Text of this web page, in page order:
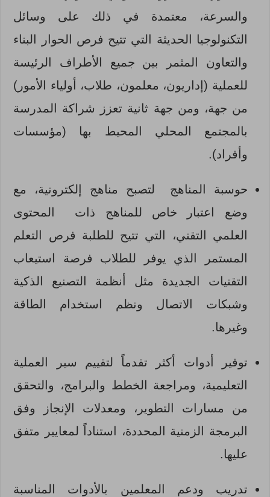
والسرعة، معتمدة في ذلك على وسائل
التكنولوجيا الحديثة التي تتيح فرص الحوار البناء
والتعاون المثمر بين جميع الأطراف الرئيسة
للعملية (إداريون، معلمون، طلاب، أولياء الأمور)
من جهة، ومن جهة ثانية تعزز شراكة المدرسة
بالمجتمع المحلي المحيط بها (مؤسسات
وأفراد).
حوسبة المناهج لتصبح مناهج إلكترونية، مع
وضع اعتبار خاص للمناهج ذات المحتوى
العلمي التقني، التي تتيح للطلبة فرص التعلم
المستمر الذي يوفر للطلاب فرصة استيعاب
التقنيات الجديدة مثل أنظمة التصنيع الذكية
وشبكات الاتصال ونظم استخدام الطاقة
وغيرها.
توفير أدوات أكثر تقدماً لتقييم سير العملية
التعليمية، ومراجعة الخطط والبرامج، والتحقق
من مسارات التطوير، ومعدلات الإنجاز وفق
البرمجة الزمنية المحددة، استناداً لمعايير متفق
عليها.
تدريب ودعم المعلمين بالأدوات المناسبة